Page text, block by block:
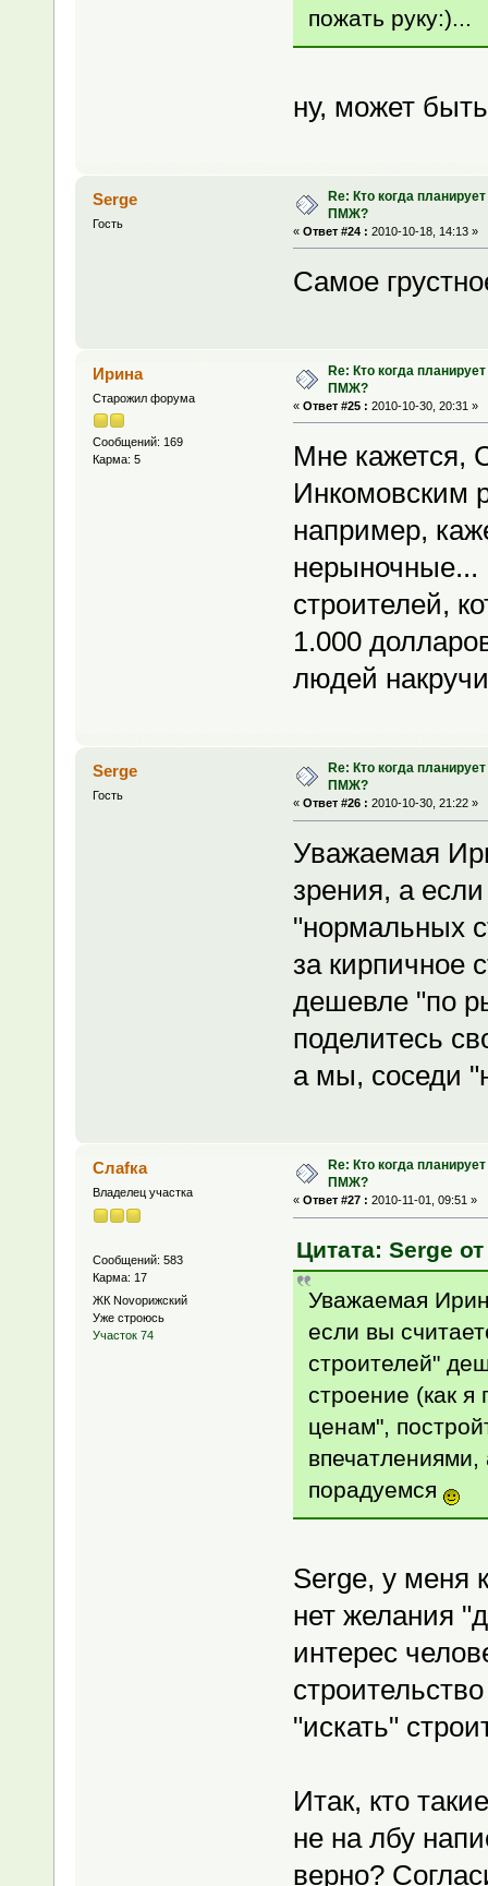
пожать руку:)...
ну, может
Serge
Гость
Re: Кто когда
ПМЖ?
« Ответ #24 : 2010-10-18, 14:13 »
Самое
Ирина
Старожил форума
Сообщений: 169
Карма: 5
Re: Кто когда
ПМЖ?
« Ответ #25 : 2010-10-30, 20:31 »
Мне кажется,
Инкомовским
например,
строителей,
1.000
людей
Serge
Гость
Re: Кто когда
ПМЖ?
« Ответ #26 : 2010-10-30, 21:22 »
Уважаемая
зрения, а
"нормальных
за кирпичное
дешевле "по
поделитесь
а мы, соседи
Слаfка
Владелец участка
Сообщений: 583
Карма: 17
ЖК Novoрижский
Уже строюсь
Участок 74
Re: Кто когда
ПМЖ?
« Ответ #27 : 2010-11-01, 09:51 »
Цитата: Serge
Уважаемая
если вы
строителей"
строение (как
ценам",
порадуемся
Serge, у меня
нет желания
интерес
"искать"
Итак, кто
не на лбу
верно?